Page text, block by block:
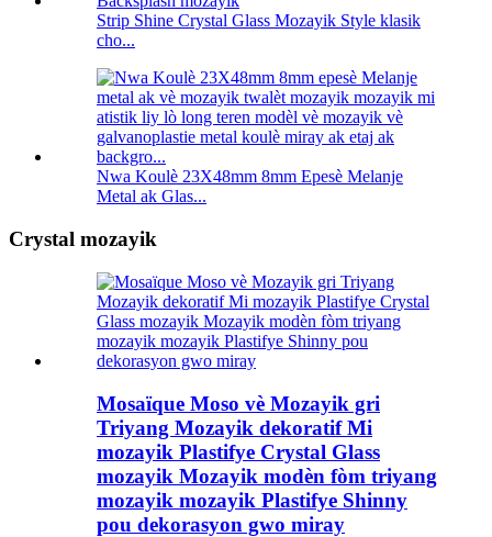
Strip Shine Crystal Glass Mozayik Style klasik
cho...
Nwa Koulè 23X48mm 8mm Epesè Melanje
Metal ak Glas...
Crystal mozayik
Mosaïque Moso vè Mozayik gri
Triyang Mozayik dekoratif Mi
mozayik Plastifye Crystal Glass
mozayik Mozayik modèn fòm triyang
mozayik mozayik Plastifye Shinny
pou dekorasyon gwo miray